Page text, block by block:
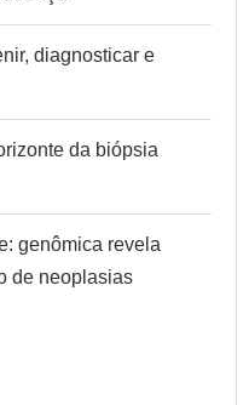
diagnosticar e
da biópsia
genômica revela
de neoplasias